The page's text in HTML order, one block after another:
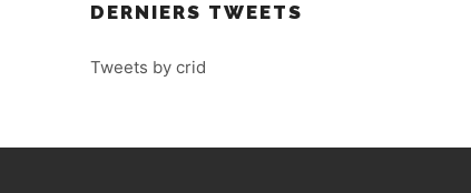
DERNIERS TWEETS
Tweets by crid